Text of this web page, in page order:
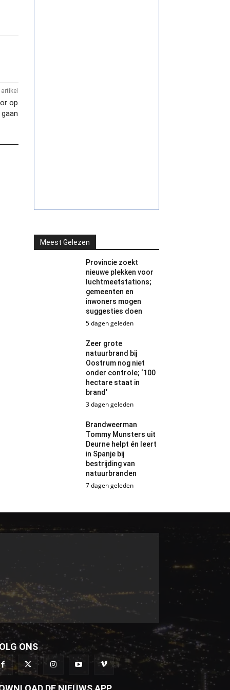
op
Meest Gelezen
Provincie zoekt
nieuwe plekken voor
luchtmeetstations;
gemeenten en
inwoners mogen
suggesties doen
5 dagen geleden
Zeer grote
natuurbrand bij
Oostrum nog niet
onder controle; ‘100
hectare staat in
brand’
3 dagen geleden
Brandweerman
Tommy Munsters uit
Deurne helpt én leert
in Spanje bij
bestrijding van
natuurbranden
7 dagen geleden
ONS